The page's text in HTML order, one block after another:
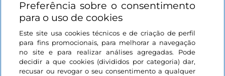
Informações sobre o site
Ligações úteis
Iniciar sessão
Preferência sobre o consentimento
para o uso de cookies
Este site usa cookies técnicos e de criação de perfil
para fins promocionais, para melhorar a navegação
no site e para realizar análises agregadas. Pode
decidir a que cookies (divididos por categoria) dar,
recusar ou revogar o seu consentimento a qualquer